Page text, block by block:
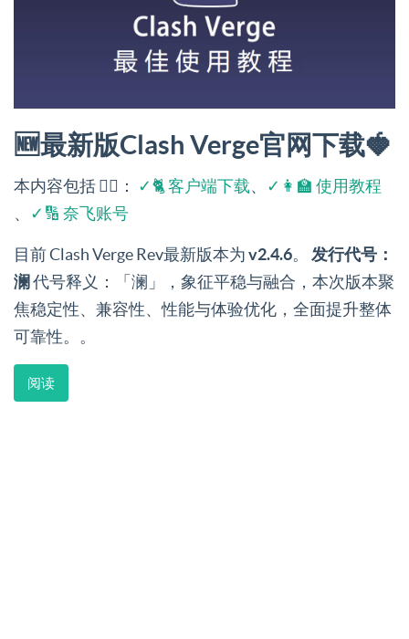
🆕最新版Clash Verge官网下载🍓
本内容包括 👉🏻： ✓🐈 客户端下载、 ✓👩‍🏫 使用教程
、 ✓🔢 奈飞账号
目前 Clash Verge Rev最新版本为v2.4.6。 发行代号：
澜 代号释义：「澜」，象征平稳与融合，本次版本聚
焦稳定性、兼容性、性能与体验优化，全面提升整体
可靠性。。
阅读